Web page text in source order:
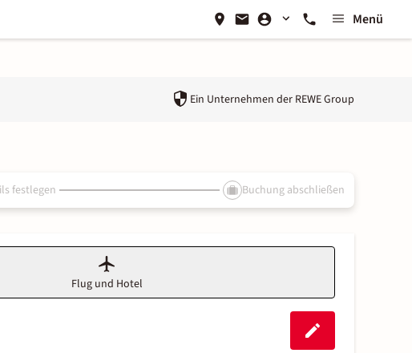
Menü
Ein Unternehmen der REWE Group
festlegen Buchung abschließen
Flug und Hotel